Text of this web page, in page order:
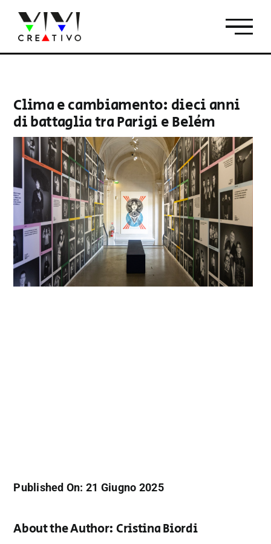
contenuto
Clima e cambiamento: dieci anni
di battaglia tra Parigi e Belém
Published On: 21 Giugno 2025
About the Author: Cristina Biordi